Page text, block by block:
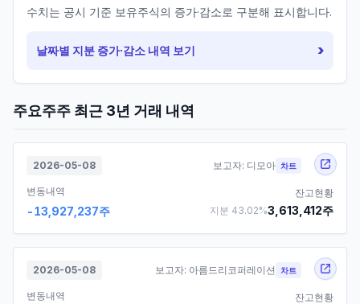
수치는 공시 기준 보유주식의 증가·감소로 구분해 표시합니다.
날짜별 지분 증가·감소 내역 보기 ›
주요주주 최근 3년 거래 내역
2026-05-08 보고자: 디모아 차트
변동내역
-13,927,237주
잔고현황
지분 43.02%3,613,412주
2026-05-08 보고자: 아름드리코퍼레이션 차트
변동내역
잔고현황